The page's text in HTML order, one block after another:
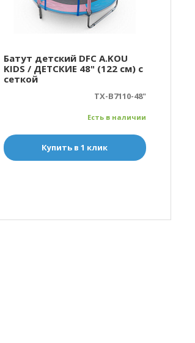
Батут детский DFC A.KOU
KIDS / ДЕТСКИЕ 48" (122 см) с
сеткой
TX-B7110-48"
Есть в наличии
Купить в 1 клик